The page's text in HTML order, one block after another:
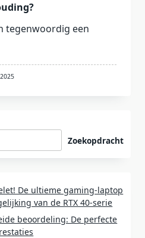
tegenwoordig een
Zoekopdracht
De ultieme gaming-laptop
van de RTX 40-serie
beoordeling: De perfecte